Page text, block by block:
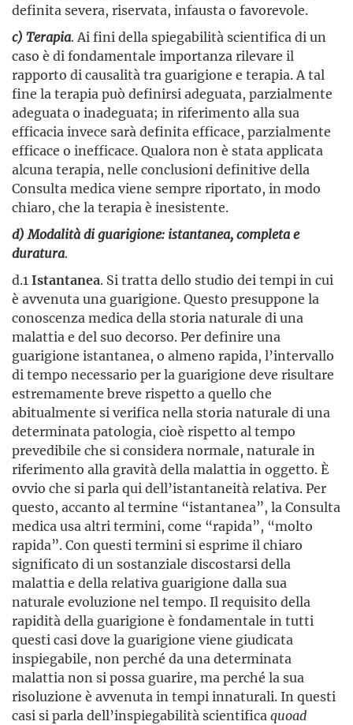
definita severa, riservata, infausta o favorevole.
c) Terapia. Ai fini della spiegabilità scientifica di un
caso è di fondamentale importanza rilevare il
rapporto di causalità tra guarigione e terapia. A tal
fine la terapia può definirsi adeguata, parzialmente
adeguata o inadeguata; in riferimento alla sua
efficacia invece sarà definita efficace, parzialmente
efficace o inefficace. Qualora non è stata applicata
alcuna terapia, nelle conclusioni definitive della
Consulta medica viene sempre riportato, in modo
chiaro, che la terapia è inesistente.
d) Modalità di guarigione: istantanea, completa e
duratura.
d.1 Istantanea. Si tratta dello studio dei tempi in cui
è avvenuta una guarigione. Questo presuppone la
conoscenza medica della storia naturale di una
malattia e del suo decorso. Per definire una
guarigione istantanea, o almeno rapida, l’intervallo
di tempo necessario per la guarigione deve risultare
estremamente breve rispetto a quello che
abitualmente si verifica nella storia naturale di una
determinata patologia, cioè rispetto al tempo
prevedibile che si considera normale, naturale in
riferimento alla gravità della malattia in oggetto. È
ovvio che si parla qui dell’istantaneità relativa. Per
questo, accanto al termine “istantanea”, la Consulta
medica usa altri termini, come “rapida”, “molto
rapida”. Con questi termini si esprime il chiaro
significato di un sostanziale discostarsi della
malattia e della relativa guarigione dalla sua
naturale evoluzione nel tempo. Il requisito della
rapidità della guarigione è fondamentale in tutti
questi casi dove la guarigione viene giudicata
inspiegabile, non perché da una determinata
malattia non si possa guarire, ma perché la sua
risoluzione è avvenuta in tempi innaturali. In questi
casi si parla dell’inspiegabilità scientifica quoad